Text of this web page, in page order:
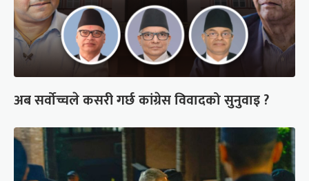
अब सर्वोच्चले कसरी गर्छ कांग्रेस विवादको सुनुवाइ ?